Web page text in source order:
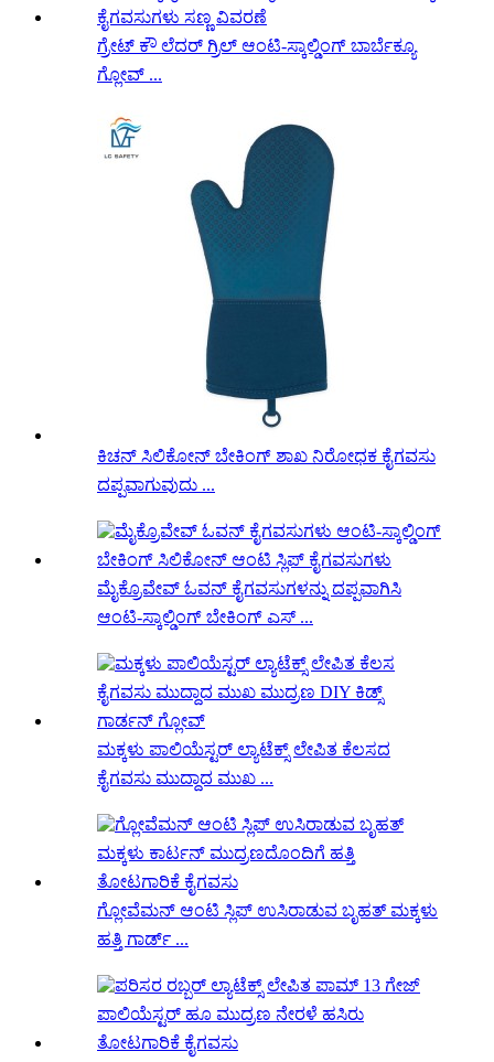
ಗ್ರೇಟ್ ಕೌ ಲೆದರ್ ಗ್ರಿಲ್ ಆಂಟಿ-ಸ್ಕಾಲ್ಡಿಂಗ್ ಬಾರ್ಬೆಕ್ಯೂ
ಗ್ಲೋವ್ ...
ಕಿಚನ್ ಸಿಲಿಕೋನ್ ಬೇಕಿಂಗ್ ಶಾಖ ನಿರೋಧಕ ಕೈಗವಸು
ದಪ್ಪವಾಗುವುದು ...
ಮೈಕ್ರೊವೇವ್ ಓವನ್ ಕೈಗವಸುಗಳನ್ನು ದಪ್ಪವಾಗಿಸಿ
ಆಂಟಿ-ಸ್ಕಾಲ್ಡಿಂಗ್ ಬೇಕಿಂಗ್ ಎಸ್ ...
ಮಕ್ಕಳು ಪಾಲಿಯೆಸ್ಟರ್ ಲ್ಯಾಟೆಕ್ಸ್ ಲೇಪಿತ ಕೆಲಸದ
ಕೈಗವಸು ಮುದ್ದಾದ ಮುಖ ...
ಗ್ಲೋವೆಮನ್ ಆಂಟಿ ಸ್ಲಿಪ್ ಉಸಿರಾಡುವ ಬೃಹತ್ ಮಕ್ಕಳು
ಹತ್ತಿ ಗಾರ್ಡ್ ...